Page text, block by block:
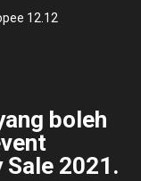
boleh
2021.